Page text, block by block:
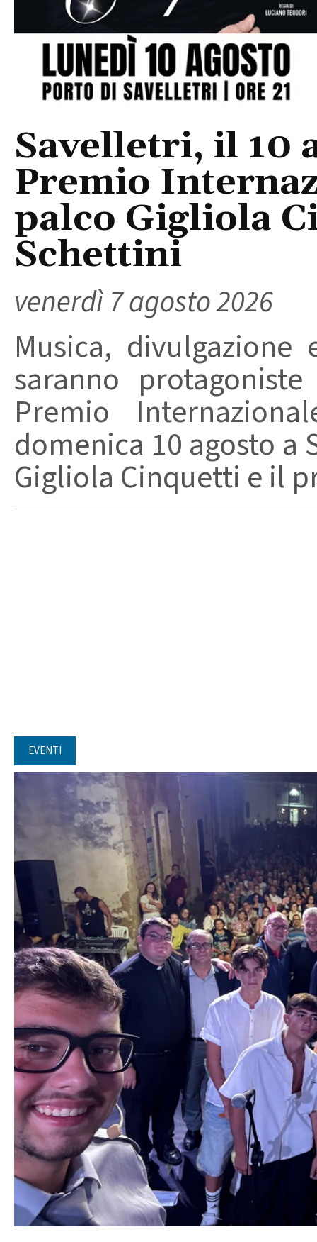
Savelletri, il 10
Premio
palco Gigliola
Schettini
venerdì 7 agosto 2026
Musica,
saranno
Premio
domenica 10 agosto
Gigliola Cinquetti e il
EVENTI